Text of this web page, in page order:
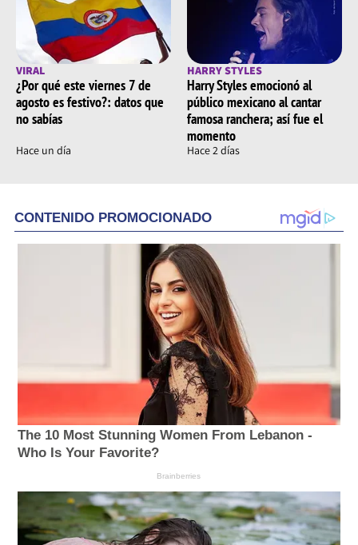
VIRAL
¿Por qué este viernes 7 de
agosto es festivo?: datos que
no sabías
Hace un día
HARRY STYLES
Harry Styles emocionó al
público mexicano al cantar
famosa ranchera; así fue el
momento
Hace 2 días